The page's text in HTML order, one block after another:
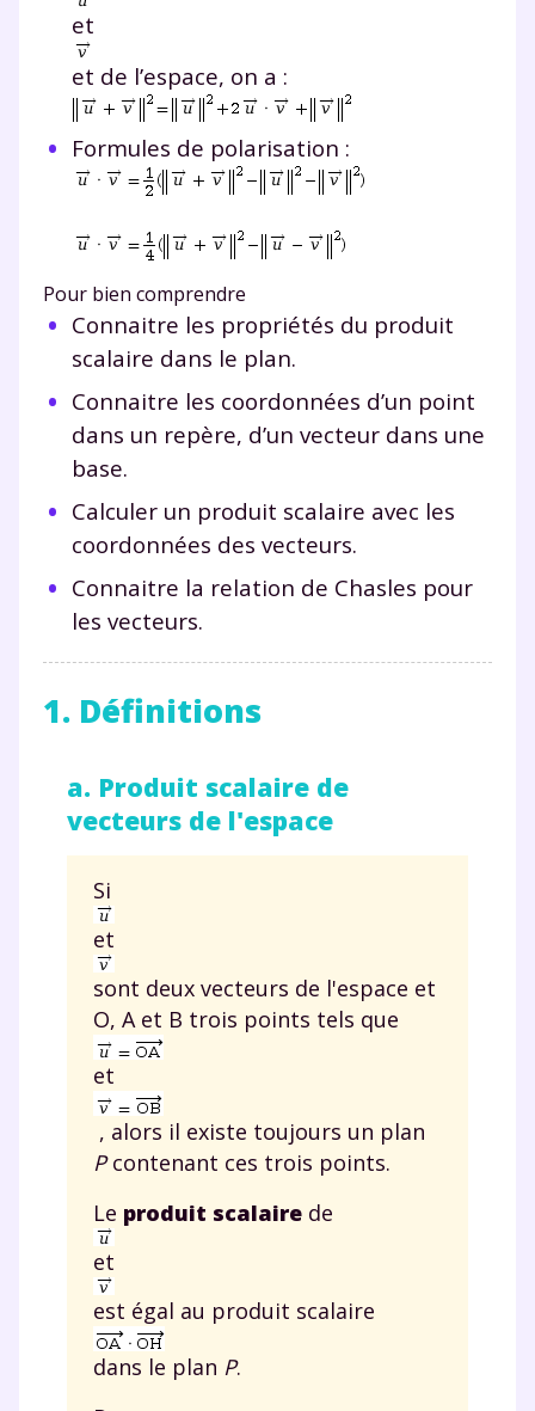
et
et de l’espace, on a :
Formules de polarisation :
Pour bien comprendre
Connaitre les propriétés du produit
scalaire dans le plan.
Connaitre les coordonnées d’un point
dans un repère, d’un vecteur dans une
base.
Calculer un produit scalaire avec les
coordonnées des vecteurs.
Connaitre la relation de Chasles pour
les vecteurs.
1. Définitions
a. Produit scalaire de
vecteurs de l'espace
Si
et
sont deux vecteurs de l'espace et
O, Aet B trois points tels que
et
, alors il existe toujours un plan
Pcontenant ces trois points.
Le produit scalaire de
et
est égal au produit scalaire
dans le plan P.